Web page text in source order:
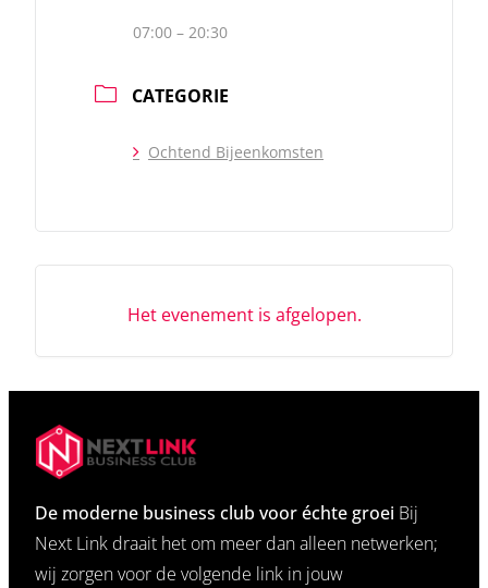
07:00 – 20:30
CATEGORIE
Ochtend Bijeenkomsten
Het evenement is afgelopen.
De moderne business club voor échte groei Bij
Next Link draait het om meer dan alleen netwerken;
wij zorgen voor de volgende link in jouw